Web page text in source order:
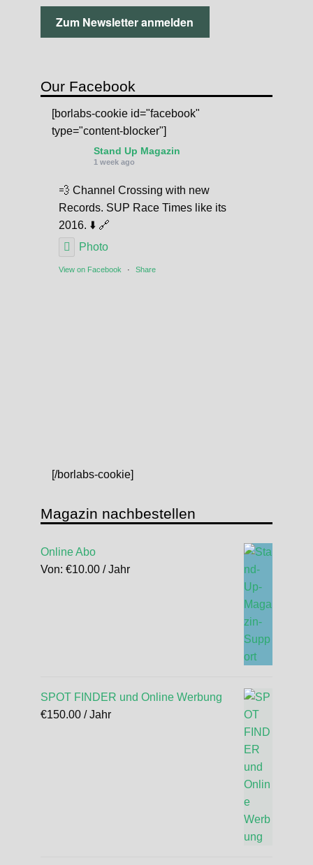
Our Facebook
[borlabs-cookie id="facebook"
type="content-blocker"]
Stand Up Magazin
1 week ago
💨 Channel Crossing with new
Records. SUP Race Times like its
2016. ⬇️ 🔗
Photo
View on Facebook · Share
[/borlabs-cookie]
Magazin nachbestellen
Online Abo
Von: €10.00 / Jahr
SPOT FINDER und Online Werbung
€150.00 / Jahr